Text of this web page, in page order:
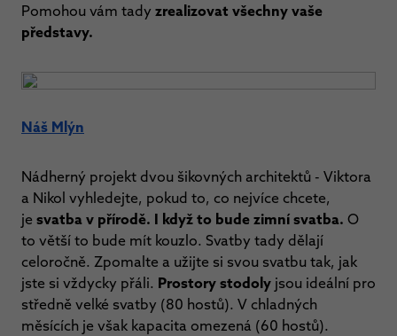
Pomohou vám tady zrealizovat všechny vaše
představy.
Náš Mlýn
Nádherný projekt dvou šikovných architektů - Viktora
a Nikol vyhledejte, pokud to, co nejvíce chcete,
je svatba v přírodě. I když to bude zimní svatba. O
to větší to bude mít kouzlo. Svatby tady dělají
celoročně. Zpomalte a užijte si svou svatbu tak, jak
jste si vždycky přáli. Prostory stodoly jsou ideální pro
středně velké svatby (80 hostů). V chladných
měsících je však kapacita omezená (60 hostů).